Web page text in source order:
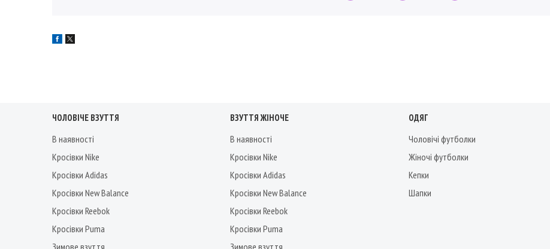
ЧОЛОВІЧЕ ВЗУТТЯ
В наявності
Кросівки Nike
Кросівки Adidas
Кросівки New Balance
Кросівки Reebok
Кросівки Puma
Зимове взуття
ВЗУТТЯ ЖІНОЧЕ
В наявності
Кросівки Nike
Кросівки Adidas
Кросівки New Balance
Кросівки Reebok
Кросівки Puma
Зимове взуття
ОДЯГ
Чоловічі футболки
Жіночі футболки
Кепки
Шапки